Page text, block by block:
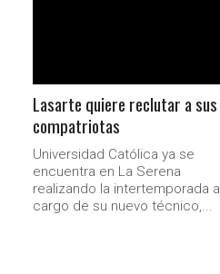
Lasarte quiere reclutar a sus
compatriotas
Universidad Católica ya se
encuentra en La Serena
realizando la intertemporada a
cargo de su nuevo técnico,...